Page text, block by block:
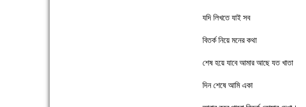
যদি লিখতে যাই সব
বিতর্ক নিয়ে মনের কথা
শেষ হয়ে যাবে আমার আছে যত খাতা
দিন শেষে আমি একা